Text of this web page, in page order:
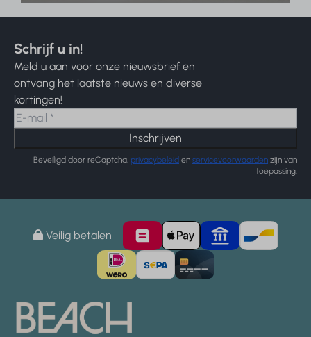
Schrijf u in!
Meld u aan voor onze nieuwsbrief en
ontvang het laatste nieuws en diverse
kortingen!
Inschrijven
Beveiligd door reCaptcha, privacybeleid en servicevoorwaarden zijn van
toepassing.
Veilig betalen